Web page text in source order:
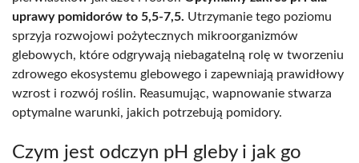
uprawy pomidorów to 5,5-7,5. Utrzymanie tego poziomu
sprzyja rozwojowi pożytecznych mikroorganizmów
glebowych, które odgrywają niebagatelną rolę w tworzeniu
zdrowego ekosystemu glebowego i zapewniają prawidłowy
wzrost i rozwój roślin. Reasumując, wapnowanie stwarza
optymalne warunki, jakich potrzebują pomidory.
Czym jest odczyn pH gleby i jak go